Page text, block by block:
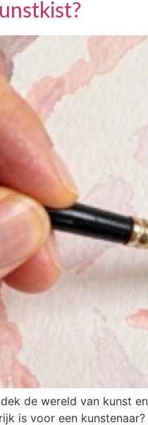
de wereld van kunst
is voor een